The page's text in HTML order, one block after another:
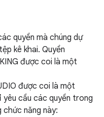
quyền mà chúng dự
kê khai. Quyền
được coi là một
được coi là một
yêu cầu các quyền trong
chức năng này: